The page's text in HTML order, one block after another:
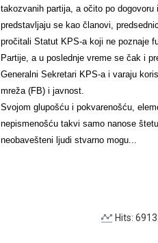
takozvanih partija, a očito po dogovoru
predstavljaju se kao članovi,
pročitali Statut KPS-a koji ne poznaje
Partije, a u poslednje vreme se čak i
Generalni Sekretari KPS-a i varaju
mreža (FB) i javnost.
Svojom glupošću i pokvarenošću,
nepismenošću takvi samo nanose
neobavešteni ljudi stvarno mogu...
Hits: 6913